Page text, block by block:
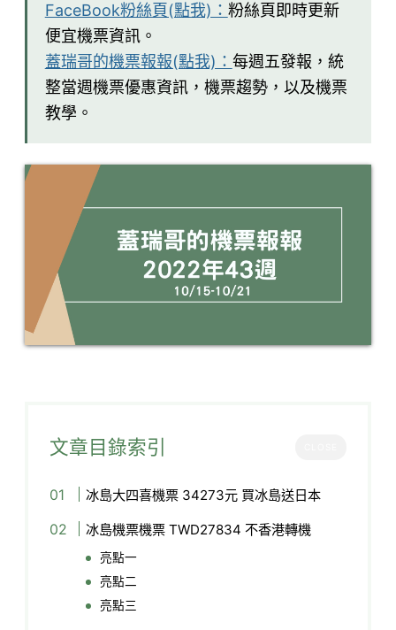
FaceBook粉絲頁(點我)： 粉絲頁即時更新
便宜機票資訊。
蓋瑞哥的機票報報(點我)： 每週五發報，統
整當週機票優惠資訊，機票趨勢，以及機票
教學。
文章目錄索引
冰島大四喜機票 34273元 買冰島送日本​
冰島機票機票 TWD27834 不香港轉機
亮點一
​亮點二
​亮點三